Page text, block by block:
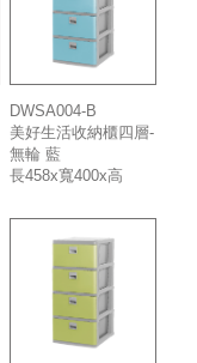
DWSA004-B
美好生活收納櫃四層-
無輪 藍
長458x寬400x高